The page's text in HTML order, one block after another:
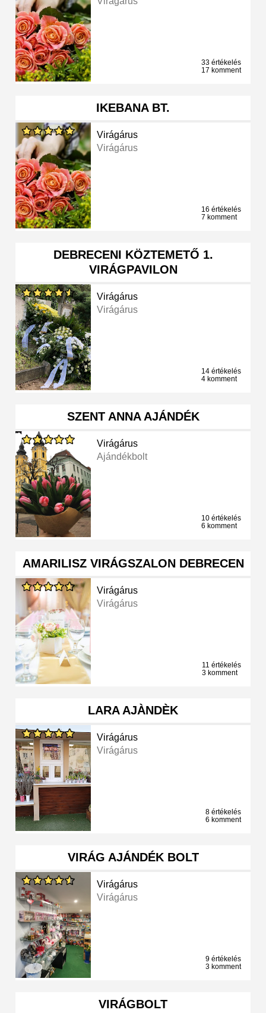
33 értékelés
17 komment
IKEBANA BT.
Virágárus
Virágárus
16 értékelés
7 komment
DEBRECENI KÖZTEMETŐ 1.
VIRÁGPAVILON
Virágárus
Virágárus
14 értékelés
4 komment
SZENT ANNA AJÁNDÉK
Virágárus
Ajándékbolt
10 értékelés
6 komment
AMARILISZ VIRÁGSZALON DEBRECEN
Virágárus
Virágárus
11 értékelés
3 komment
LARA AJÀNDÈK
Virágárus
Virágárus
8 értékelés
6 komment
VIRÁG AJÁNDÉK BOLT
Virágárus
Virágárus
9 értékelés
3 komment
VIRÁGBOLT